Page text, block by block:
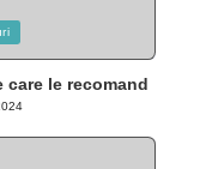
care le recomand